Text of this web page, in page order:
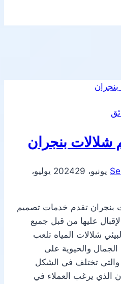
بنجران
29 يوليو،
بنجران تقدم خدمات تصميم
عليها من قبل جميع
شلالات المياه تلعب
والحيوية على
والتي تختلف في الشكل
الذي يرغب العملاء في